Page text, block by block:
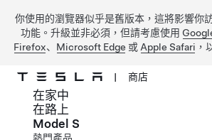
你使用的瀏覽器似乎是舊版本，這將影響你
功能。升級並非必須，但請考慮使用
Firefox、 Microsoft Edge 或 Apple Safari ，
跳到主要內容
| 商店
在家中
在路上
Model S